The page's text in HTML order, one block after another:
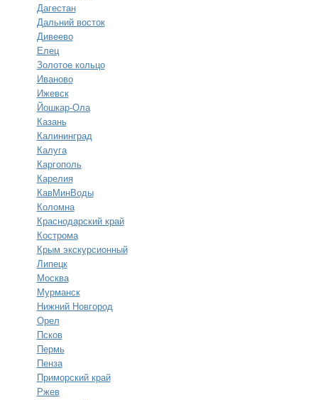
Дагестан
Дальний восток
Дивеево
Елец
Золотое кольцо
Иваново
Ижевск
Йошкар-Ола
Казань
Калининград
Калуга
Каргополь
Карелия
КавМинВоды
Коломна
Краснодарский край
Кострома
Крым экскурсионный
Липецк
Москва
Мурманск
Нижний Новгород
Орел
Псков
Пермь
Пенза
Приморский край
Ржев